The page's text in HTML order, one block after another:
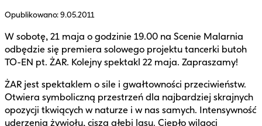
Opublikowano:9.05.2011
W sobotę, 21 maja o godzinie 19.00 na Scenie Malarnia
odbędzie się premiera solowego projektu tancerki butoh
TO-EN pt. ŻAR. Kolejny spektakl 22 maja. Zapraszamy!
ŻAR jest spektaklem o sile i gwałtowności przeciwieństw.
Otwiera symboliczną przestrzeń dla najbardziej skrajnych
opozycji tkwiących w naturze i w nas samych. Intensywność
uderzenia żywiołu, cisza głębi lasu. Ciepło wilgoci